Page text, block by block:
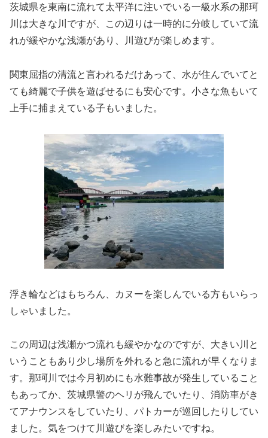
茨城県を東南に流れて太平洋に注いでいる一級水系の那珂
川は大きな川ですが、この辺りは一時的に分岐していて流
れが緩やかな浅瀬があり、川遊びが楽しめます。
関東屈指の清流と言われるだけあって、水が住んでいてと
ても綺麗で子供を遊ばせるにも安心です。小さな魚もいて
上手に捕まえている子もいました。
浮き輪などはもちろん、カヌーを楽しんでいる方もいらっ
しゃいました。
この周辺は浅瀬かつ流れも緩やかなのですが、大きい川と
いうこともあり少し場所を外れると急に流れが早くなりま
す。那珂川では今月初めにも水難事故が発生していること
もあってか、茨城県警のヘリが飛んでいたり、消防車がき
てアナウンスをしていたり、パトカーが巡回したりしてい
ました。気をつけて川遊びを楽しみたいですね。